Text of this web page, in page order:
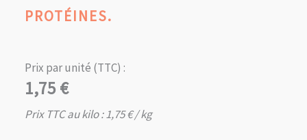
PROTÉINES.
Prix par unité (TTC) :
1,75€
Prix TTC au kilo :1,75€/ kg